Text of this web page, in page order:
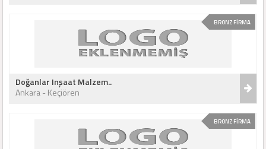
BRONZ FİRMA
Doğanlar Inşaat Malzem..
Ankara - Keçiören
BRONZ FİRMA